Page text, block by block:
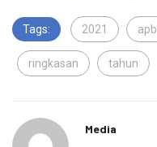
Tags: 2021
ringkasan tahun
Media